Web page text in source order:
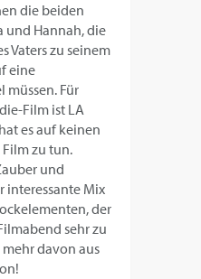
die beiden
und Hannah, die
Vaters zu seinem
eine
müssen. Für
Film ist LA
es auf keinen
zu tun.
und
interessante Mix
der
sehr zu
davon aus